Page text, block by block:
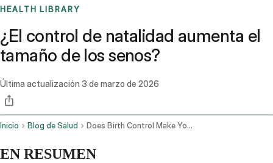
HEALTH LIBRARY
¿El control de natalidad aumenta el
tamaño de los senos?
Última actualización 3 de marzo de 2026
Inicio Blog de Salud Does Birth Control Make Your Boobs Bigger
EN RESUMEN